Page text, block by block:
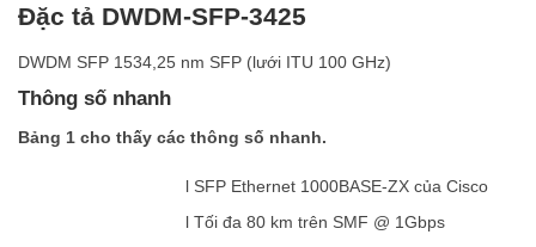
Đặc tả DWDM-SFP-3425
DWDM SFP 1534,25 nm SFP (lưới ITU 100 GHz)
Thông số nhanh
Bảng 1 cho thấy các thông số nhanh.
l SFP Ethernet 1000BASE-ZX của Cisco
l Tối đa 80 km trên SMF @ 1Gbps